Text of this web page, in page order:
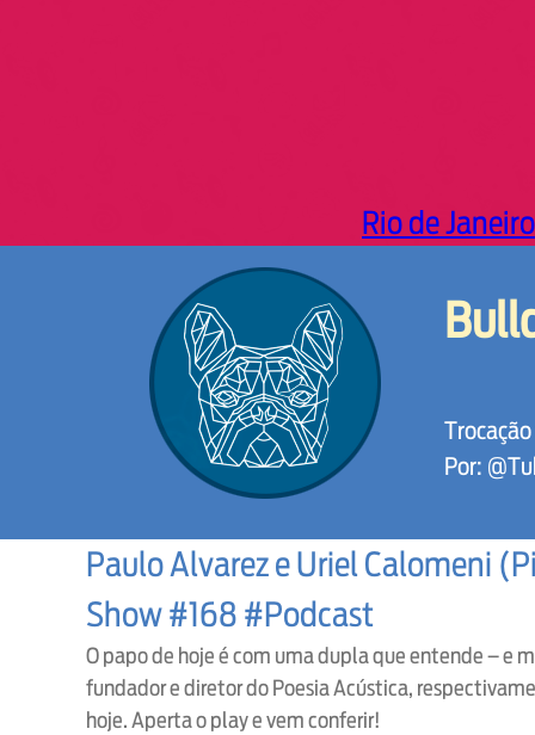
Rio de Janeiro
Por:
Paulo Alvarez e Uriel Calomeni
Show #168 #Podcast
O papo de hoje é com uma dupla que entende – e
fundador e diretor do Poesia Acústica,
hoje. Aperta o play e vem conferir!